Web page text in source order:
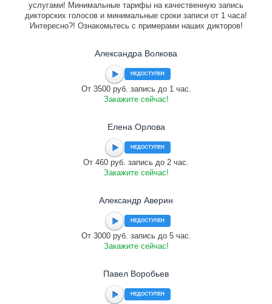
услугами! Минимальные тарифы на качественную запись
дикторских голосов и минимальные сроки записи от 1 часа!
Интересно?! Ознакомьтесь с примерами наших дикторов!
Александра Волкова
НЕДОСТУПЕН
От 3500 руб. запись до 1 час.
Закажите сейчас!
Елена Орлова
НЕДОСТУПЕН
От 460 руб. запись до 2 час.
Закажите сейчас!
Александр Аверин
НЕДОСТУПЕН
От 3000 руб. запись до 5 час.
Закажите сейчас!
Павел Воробьев
НЕДОСТУПЕН